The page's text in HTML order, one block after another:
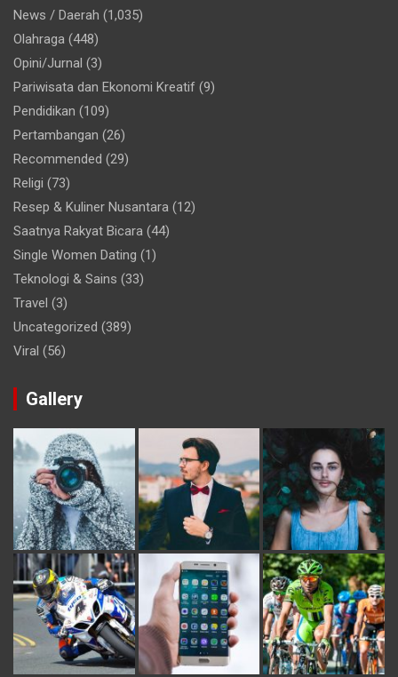
News / Daerah (1,035)
Olahraga (448)
Opini/Jurnal (3)
Pariwisata dan Ekonomi Kreatif (9)
Pendidikan (109)
Pertambangan (26)
Recommended (29)
Religi (73)
Resep & Kuliner Nusantara (12)
Saatnya Rakyat Bicara (44)
Single Women Dating (1)
Teknologi & Sains (33)
Travel (3)
Uncategorized (389)
Viral (56)
Gallery